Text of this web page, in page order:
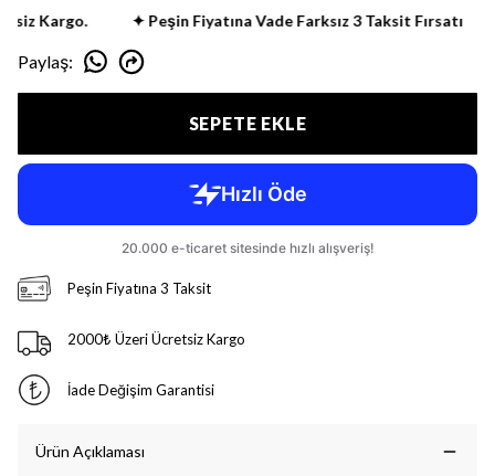
Kargo. ✦ Peşin Fiyatına Vade Farksız 3 Taksit Fırsatı
Paylaş:
SEPETE EKLE
Peşin Fiyatına 3 Taksit
2000₺ Üzeri Ücretsiz Kargo
İade Değişim Garantisi
Ürün Açıklaması